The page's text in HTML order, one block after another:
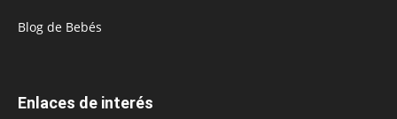
Blog de Bebés
Enlaces de interés